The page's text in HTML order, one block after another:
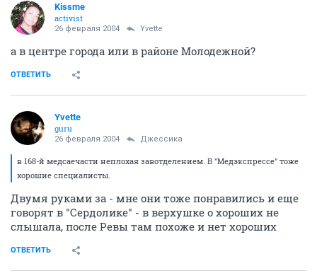
Kissme
activist
26 февраля 2004 Yvette
а в центре города или в районе Молодежной?
ОТВЕТИТЬ
Yvette
guru
26 февраля 2004 Джессика
в 168-й медсаечасти неплохая завотделением. В "Медэкспрессе" тоже
хорошие специалисты.
Двумя руками за - мне они тоже понравились и еще
говорят в "Сердолике" - в верхушке о хороших не
слышала, после Ревы там похоже и нет хороших
ОТВЕТИТЬ